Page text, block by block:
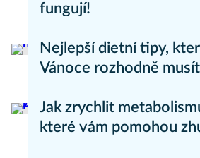
fungují!
Nejlepší dietní tipy,
Vánoce rozhodně
Jak zrychlit
které vám pomohou